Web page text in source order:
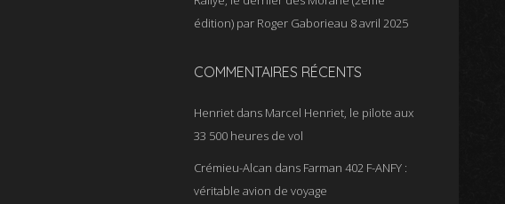
édition) par Roger Gaborieau 8 avril 2025
COMMENTAIRES RÉCENTS
Henriet dans Marcel Henriet, le pilote aux
33 500 heures de vol
Crémieu-Alcan dans Farman 402 F-ANFY :
véritable avion de voyage